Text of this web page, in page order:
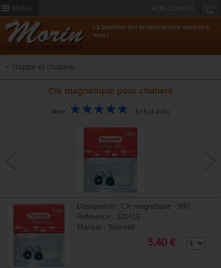
MENU MON COMPTE
La boutique des professionnels ouverte à
tous !
< Trappe et chatière
Clé magnétique pour chatière
Note : 5 / 5 (3 avis)
Désignation : Clé magnétique - 980
Référence : 330418
Marque : Staywell
5,40 €